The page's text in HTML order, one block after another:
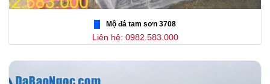
Mộ đá tam sơn 3708
Liên hệ: 0982.583.000